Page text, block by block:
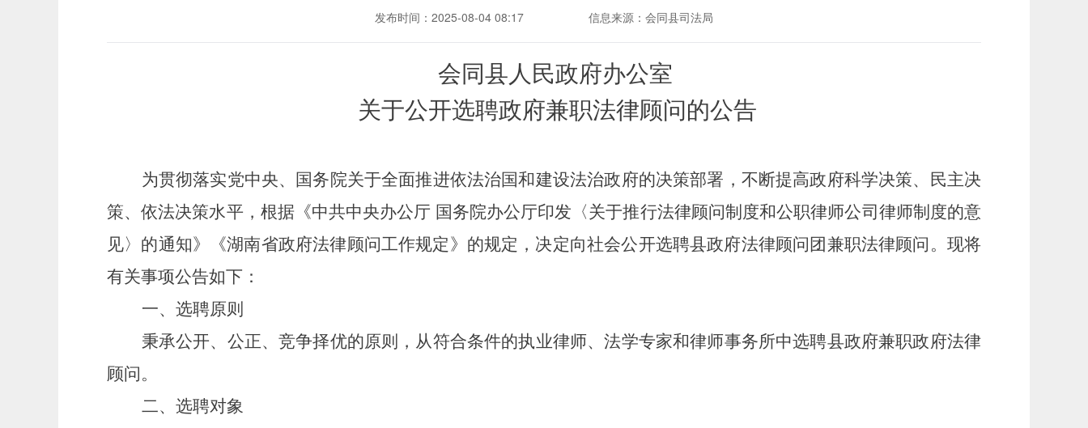
发布时间：2025-08-04 08:17 信息来源：会同县司法局
会同县人民政府办公室
关于公开选聘政府兼职法律顾问的公告
为贯彻落实党中央、国务院关于全面推进依法治国和建设法治政府的决策部署，不断提高政府科学决策、民主决
策、依法决策水平，根据《中共中央办公厅 国务院办公厅印发〈关于推行法律顾问制度和公职律师公司律师制度的意
见〉的通知》《湖南省政府法律顾问工作规定》的规定，决定向社会公开选聘县政府法律顾问团兼职法律顾问。现将
有关事项公告如下：
一、选聘原则
秉承公开、公正、竞争择优的原则，从符合条件的执业律师、法学专家和律师事务所中选聘县政府兼职政府法律
顾问。
二、选聘对象